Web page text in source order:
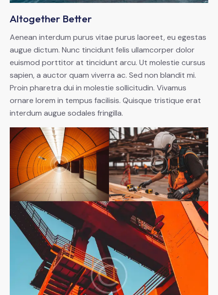
Altogether Better
Aenean interdum purus vitae purus laoreet, eu egestas
augue dictum. Nunc tincidunt felis ullamcorper dolor
euismod porttitor at tincidunt arcu. Ut molestie cursus
sapien, a auctor quam viverra ac. Sed non blandit mi.
Proin pharetra dui in molestie sollicitudin. Vivamus
ornare lorem in tempus facilisis. Quisque tristique erat
interdum augue sodales fringilla.